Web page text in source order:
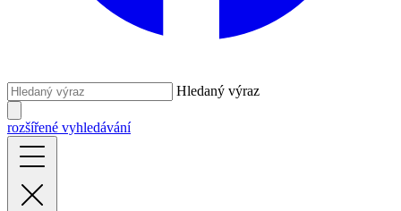
Hledaný výraz
rozšířené vyhledávání